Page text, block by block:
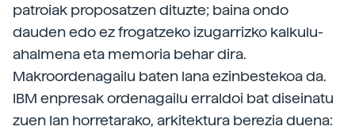
patroiak proposatzen dituzte; baina ondo
dauden edo ez frogatzeko izugarrizko kalkulu-
ahalmena eta memoria behar dira.
Makroordenagailu baten lana ezinbestekoa da.
IBM enpresak ordenagailu erraldoi bat diseinatu
zuen lan horretarako, arkitektura berezia duena: